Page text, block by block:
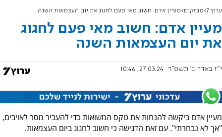
ערוץ 7 מבזקים מעיין אדם: חשוב מאי פעם לחגוג את יום העצמאות השנה
מעיין אדם: חשוב מאי פעם לחגוג
את יום העצמאות השנה
י"ז באדר ב׳ תשפ"ד 27.03.24, 10:46
מעיין אדם ביקשה להנחות את טקס המשואות כדי להעביר מסר לאויבים,
"אך לא נבחרתי". עם זאת הדגישה כי חשוב לחגוג ביום העצמאות.